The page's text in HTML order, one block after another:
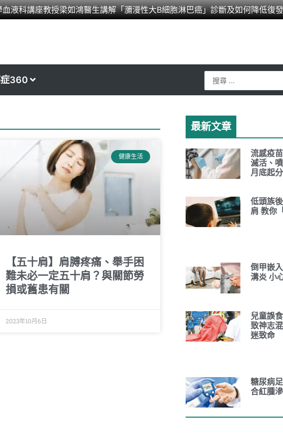
液科講座教授梁如鴻醫生講解「瀰漫性大B細胞淋巴癌」診斷及如何降低復
360
Search
...
健康生活
【五十肩】肩膊疼痛、舉手困
難未必一定五十肩？與關節勞
損或舊患有關
2023年10月6日
最新文章
流感疫
滅活、
月底起
低頭族
肩 教你
倒甲嵌
溝炎 小
兒童誤
致神志
迷致命
糖尿病
合紅腫